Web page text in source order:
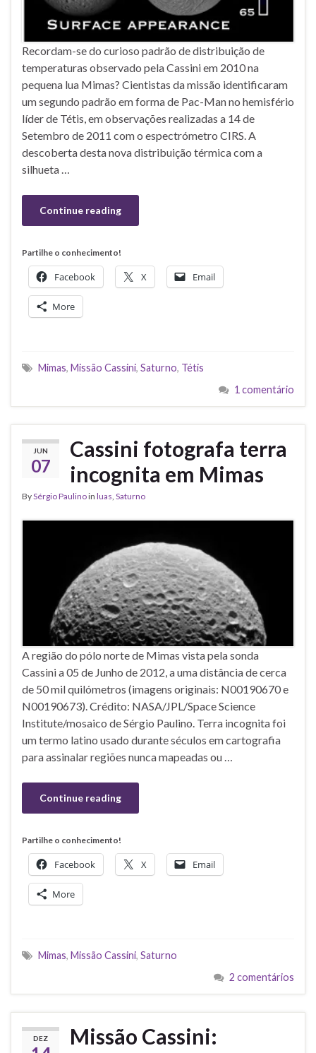
Recordam-se do curioso padrão de distribuição de
temperaturas observado pela Cassini em 2010 na
pequena lua Mimas? Cientistas da missão identificaram
um segundo padrão em forma de Pac-Man no hemisfério
líder de Tétis, em observações realizadas a 14 de
Setembro de 2011 com o espectrómetro CIRS. A
descoberta desta nova distribuição térmica com a
silhueta …
Continue reading
Partilhe o conhecimento!
Facebook X Email
More
Mimas, Missão Cassini, Saturno, Tétis
1 comentário
JUN
07
Cassini fotografa terra
incognita em Mimas
BySérgio Paulinoin luas, Saturno
A região do pólo norte de Mimas vista pela sonda
Cassini a 05 de Junho de 2012, a uma distância de cerca
de 50 mil quilómetros (imagens originais: N00190670 e
N00190673). Crédito: NASA/JPL/Space Science
Institute/mosaico de Sérgio Paulino. Terra incognita foi
um termo latino usado durante séculos em cartografia
para assinalar regiões nunca mapeadas ou …
Continue reading
Partilhe o conhecimento!
Facebook X Email
More
Mimas, Missão Cassini, Saturno
2 comentários
DEZ
Missão Cassini: